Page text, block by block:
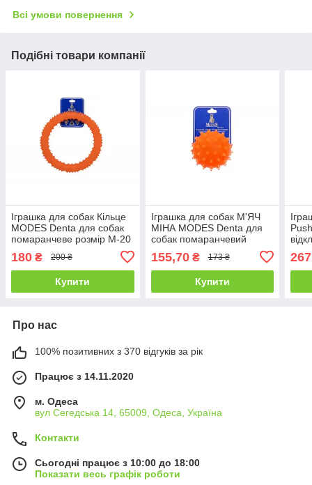
Всі умови повернення
Подібні товари компанії
Іграшка для собак Кільце
MODES Denta для собак
помаранчеве розмір М-20
180 ₴ 200 ₴
Купити
Іграшка для собак М'ЯЧ
МІНА MODES Denta для
собак помаранчевий
155,70₴ 173 ₴
Купити
Про нас
100% позитивних з 370 відгуків за рік
Працює з 14.11.2020
м. Одеса
вул Сегедська 14, 65009, Одеса, Україна
Контакти
Сьогодні працює з 10:00 до 18:00
Показати весь графік роботи